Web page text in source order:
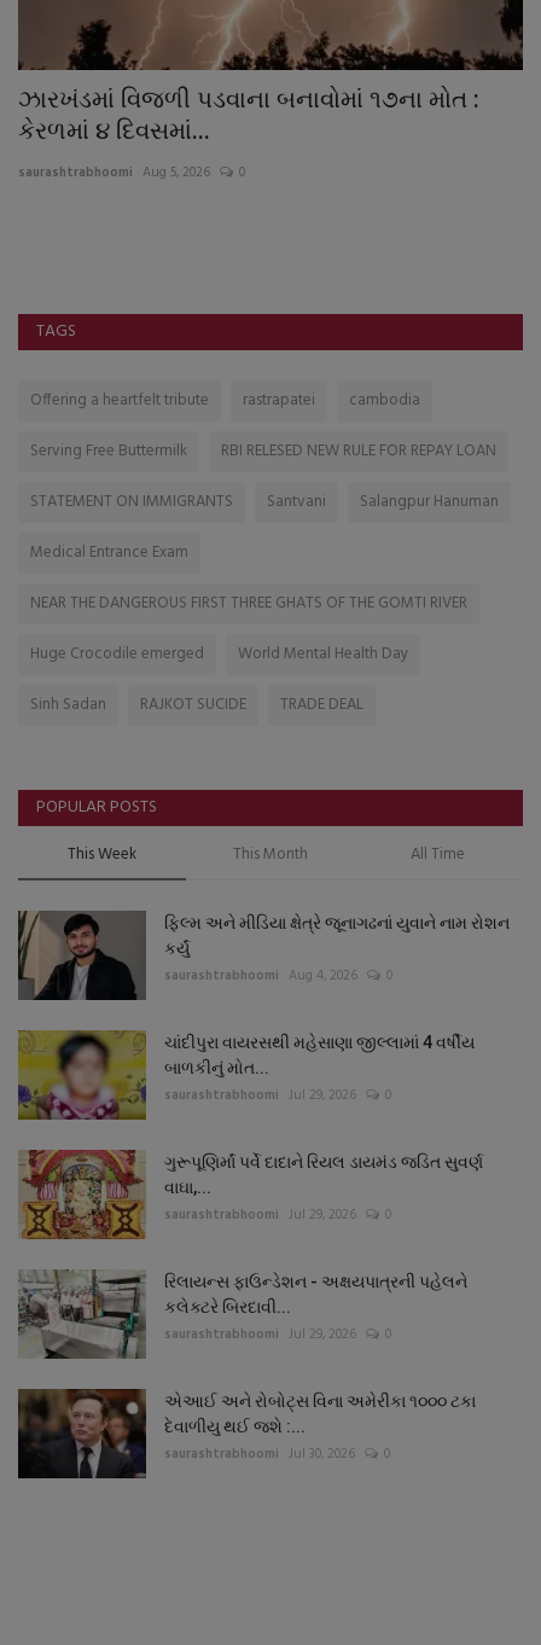
ઝારખંડમાં વિજળી પડવાના બનાવોમાં ૧૭ના મોત :
કેરળમાં ૪ દિવસમાં...
saurashtrabhoomi Aug 5, 2026 0
TAGS
Offering a heartfelt tribute rastrapatei
cambodia
Serving Free Buttermilk
RBI RELESED NEW RULE FOR REPAY LOAN
STATEMENT ON IMMIGRANTS
Santvani
Salangpur Hanuman
Medical Entrance Exam
NEAR THE DANGEROUS FIRST THREE GHATS OF THE GOMTI RIVER
Huge Crocodile emerged
World Mental Health Day
Sinh Sadan
RAJKOT SUCIDE TRADE DEAL
POPULAR POSTS
This Week This Month All Time
ફિલ્મ અને મીડિયા ક્ષેત્રે જૂનાગઢનાં યુવાને નામ રોશન
કર્યું
saurashtrabhoomi Aug 4, 2026 0
ચાંદીપુરા વાયરસથી મહેસાણા જીલ્લામાં 4 વર્ષીય
બાળકીનું મોત...
saurashtrabhoomi Jul 29, 2026 0
ગુરૂપૂણિર્માં પર્વે દાદાને રિયલ ડાયમંડ જડિત સુવર્ણ
વાઘા,...
saurashtrabhoomi Jul 29, 2026 0
રિલાયન્સ ફાઉન્ડેશન - અક્ષયપાત્રની પહેલને
કલેક્ટરે બિરદાવી...
saurashtrabhoomi Jul 29, 2026 0
એઆઈ અને રોબોટ્સ વિના અમેરીકા ૧૦૦૦ ટકા
દેવાળીયુ થઈ જશે :...
saurashtrabhoomi Jul 30, 2026 0